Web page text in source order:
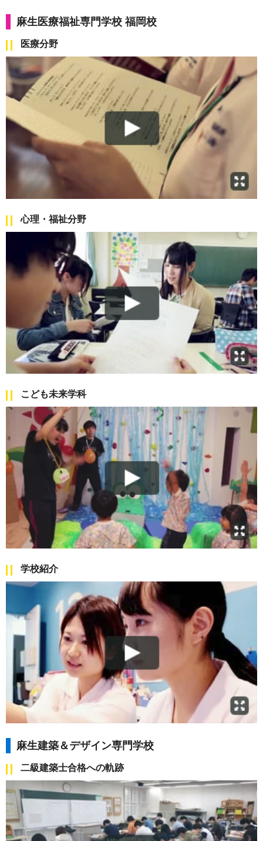
麻生医療福祉専門学校 福岡校
医療分野
心理・福祉分野
こども未来学科
学校紹介
麻生建築＆デザイン専門学校
二級建築士合格への軌跡